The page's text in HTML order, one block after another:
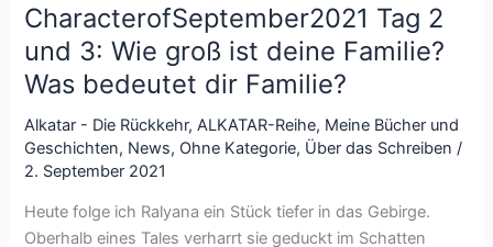
CharacterofSeptember2021 Tag 2
und 3: Wie groß ist deine Familie?
Was bedeutet dir Familie?
Alkatar - Die Rückkehr, ALKATAR-Reihe, Meine Bücher und
Geschichten, News, Ohne Kategorie, Über das Schreiben /
2. September 2021
Heute folge ich Ralyana ein Stück tiefer in das Gebirge.
Oberhalb eines Tales verharrt sie geduckt im Schatten